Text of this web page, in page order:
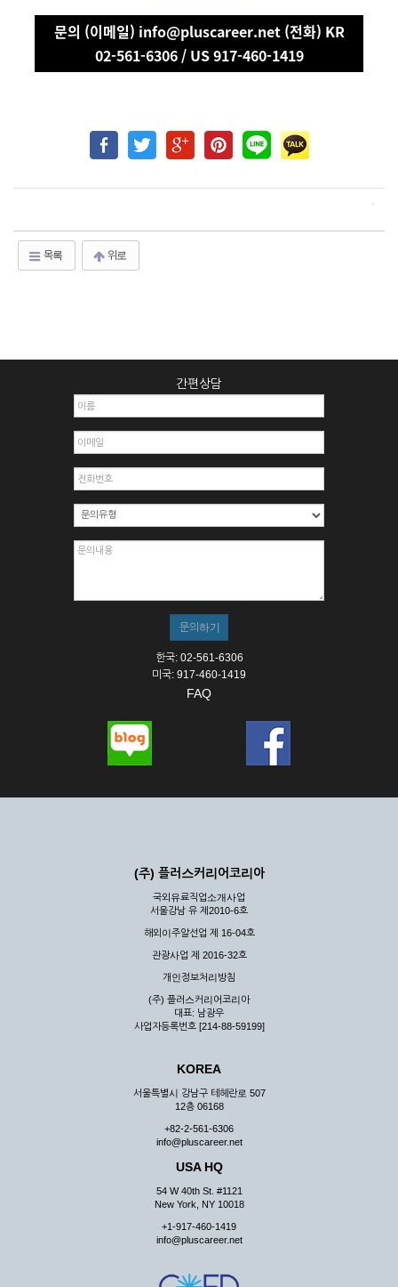
문의 (이메일) info@pluscareer.net (전화) KR
02-561-6306 / US 917-460-1419
목록 위로
간편상담
한국: 02-561-6306
미국: 917-460-1419
FAQ
(주) 플러스커리어코리아
국외유료직업소개사업
서울강남 유 제2010-6호
해외이주알선업 제 16-04호
관광사업 제 2016-32호
개인정보처리방침
(주) 플러스커리어코리아
대표: 남광우
사업자등록번호 [214-88-59199]
KOREA
서울특별시 강남구 테헤란로 507
12층 06168
+82-2-561-6306
info@pluscareer.net
USA HQ
54 W 40th St. #1121
New York, NY 10018
+1-917-460-1419
info@pluscareer.net